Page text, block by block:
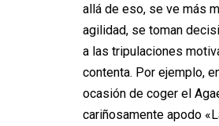
allá de eso, se ve más
agilidad, se toman
a las tripulaciones
contenta. Por ejemplo,
ocasión de coger el
cariñosamente apodo